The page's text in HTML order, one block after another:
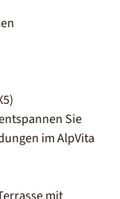
Sie
im AlpVita